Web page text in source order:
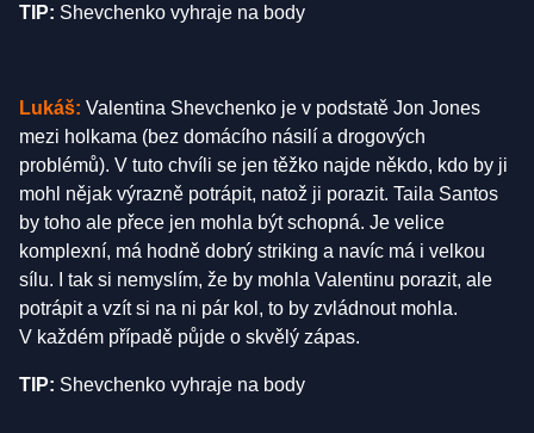
TIP: Shevchenko vyhraje na body
Lukáš: Valentina Shevchenko je v podstatě Jon Jones
mezi holkama (bez domácího násilí a drogových
problémů). V tuto chvíli se jen těžko najde někdo, kdo by ji
mohl nějak výrazně potrápit, natož ji porazit. Taila Santos
by toho ale přece jen mohla být schopná. Je velice
komplexní, má hodně dobrý striking a navíc má i velkou
sílu. I tak si nemyslím, že by mohla Valentinu porazit, ale
potrápit a vzít si na ni pár kol, to by zvládnout mohla.
V každém případě půjde o skvělý zápas.
TIP: Shevchenko vyhraje na body